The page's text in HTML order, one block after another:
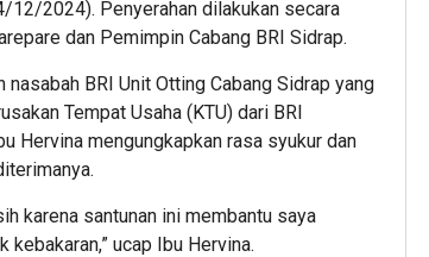
12/2024). Penyerahan dilakukan secara
dan Pemimpin Cabang BRI Sidrap.
BRI Unit Otting Cabang Sidrap yang
Tempat Usaha (KTU) dari BRI
Hervina mengungkapkan rasa syukur dan
karena santunan ini membantu saya
ucap Ibu Hervina.